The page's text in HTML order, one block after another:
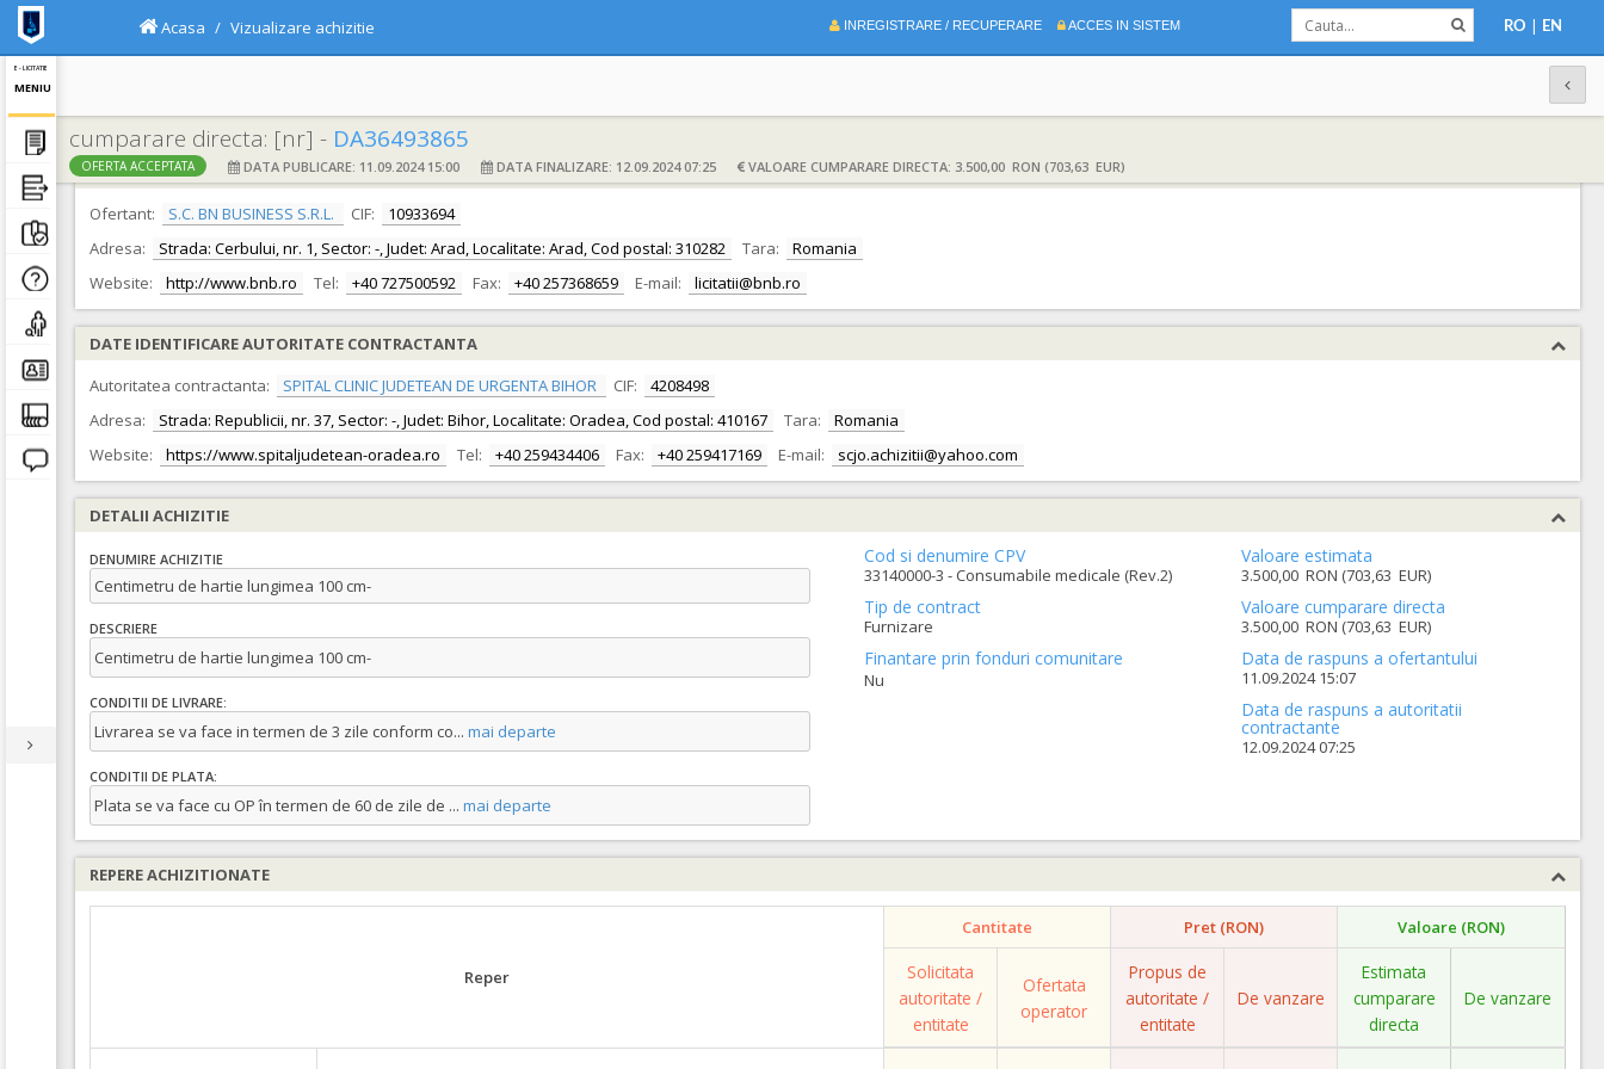
E - LICITATIE
MENIU
INREGISTRARE / RECUPERARE ACCES IN SISTEM RO | EN
Acasa Vizualizare achizitie
cumparare directa: [nr] - DA36493865
OFERTA ACCEPTATA DATA PUBLICARE: 11.09.2024 15:00 DATA FINALIZARE: 12.09.2024 07:25 VALOARE CUMPARARE DIRECTA: 3.500,00 RON (703,63 EUR)
DATE IDENTIFICARE OFERTANT
Ofertant:
S.C. BN BUSINESS S.R.L. CIF:
10933694
Adresa:
Strada: Cerbului, nr. 1, Sector: -, Judet: Arad, Localitate: Arad, Cod postal: 310282 Tara:
Romania
Website:
http://www.bnb.ro Tel: +40 727500592 Fax: +40 257368659 E-mail: licitatii@bnb.ro
DATE IDENTIFICARE AUTORITATE CONTRACTANTA
Autoritatea contractanta:
SPITAL CLINIC JUDETEAN DE URGENTA BIHOR CIF:
4208498
Adresa:
Strada: Republicii, nr. 37, Sector: -, Judet: Bihor, Localitate: Oradea, Cod postal: 410167 Tara:
Romania
Website:
https://www.spitaljudetean-oradea.ro Tel: +40 259434406 Fax: +40 259417169 E-mail: scjo.achizitii@yahoo.com
DETALII ACHIZITIE
DENUMIRE ACHIZITIE
Centimetru de hartie lungimea 100 cm-
DESCRIERE
Centimetru de hartie lungimea 100 cm-
CONDITII DE LIVRARE:
Livrarea se va face in termen de 3 zile conform co... mai departe
CONDITII DE PLATA:
Plata se va face cu OP în termen de 60 de zile de ... mai departe
Cod si denumire CPV
33140000-3 - Consumabile medicale (Rev.2)
Tip de contract
Furnizare
Finantare prin fonduri comunitare
Nu
Valoare estimata
3.500,00 RON (703,63 EUR)
Valoare cumparare directa
3.500,00 RON (703,63 EUR)
Data de raspuns a ofertantului
11.09.2024 15:07
Data de raspuns a autoritatii
contractante
12.09.2024 07:25
REPERE ACHIZITIONATE
Reper
Cantitate Pret (RON) Valoare (RON)
Solicitata
autoritate /
entitate
Ofertata
operator
Propus de
autoritate /
entitate
De vanzare
Estimata
cumparare
directa
De vanzare